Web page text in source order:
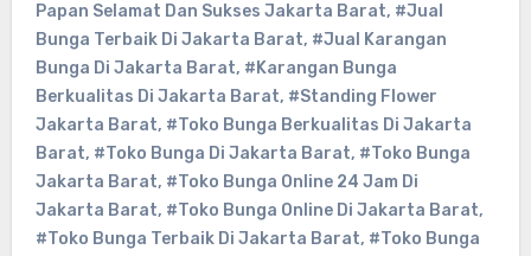
Papan Selamat Dan Sukses Jakarta Barat, #Jual
Bunga Terbaik Di Jakarta Barat, #Jual Karangan
Bunga Di Jakarta Barat, #Karangan Bunga
Berkualitas Di Jakarta Barat, #Standing Flower
Jakarta Barat, #Toko Bunga Berkualitas Di Jakarta
Barat, #Toko Bunga Di Jakarta Barat, #Toko Bunga
Jakarta Barat, #Toko Bunga Online 24 Jam Di
Jakarta Barat, #Toko Bunga Online Di Jakarta Barat,
#Toko Bunga Terbaik Di Jakarta Barat, #Toko Bunga